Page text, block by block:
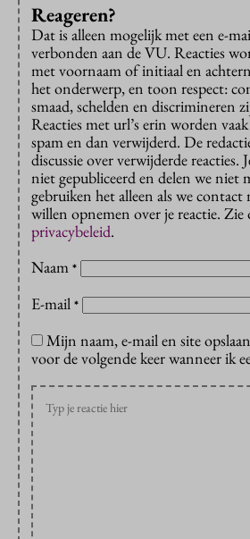
Reageren?
Dat is alleen mogelijk met een e-
verbonden aan de VU. Reacties
met voornaam of initiaal en
het onderwerp, en toon respect:
smaad, schelden en discrimineren
Reacties met url’s erin worden
spam en dan verwijderd. De
discussie over verwijderde reacties.
niet gepubliceerd en delen we niet
gebruiken het alleen als we contact
willen opnemen over je reactie. Zie
privacybeleid.
Naam *
E-mail *
Mijn naam, e-mail en site
voor de volgende keer wanneer ik